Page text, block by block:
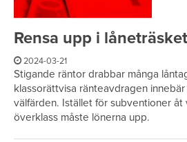
Rensa upp i låneträsket
2024-03-21
Stigande räntor drabbar många
klassorättvisa ränteavdragen
välfärden. Istället för subventioner åt
överklass måste lönerna upp.